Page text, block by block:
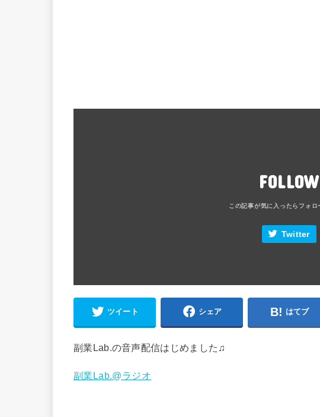
FOLLOW
Twitter
ツイート シェア はてブ
副業Lab.の音声配信はじめました♫
副業Lab.@ラジオ